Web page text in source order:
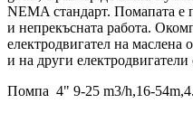
NEMA стандарт. Помапата е
и непрекъсната работа.
електродвигател на
и на други електродвигатели
Помпа 4" 9-25 m3/h,16-